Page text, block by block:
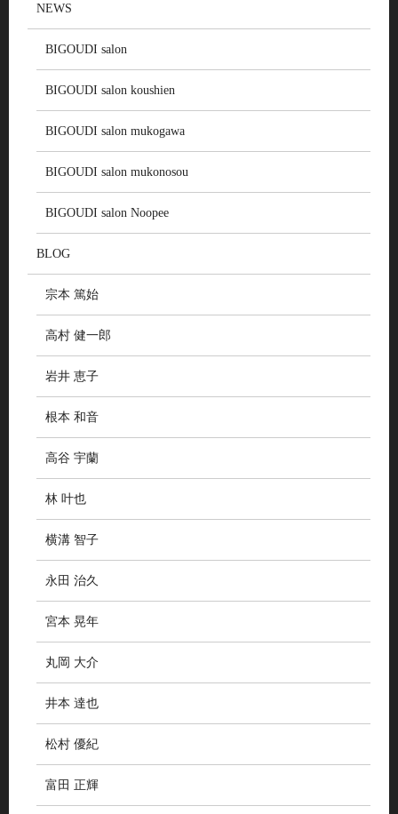
NEWS
BIGOUDI salon
BIGOUDI salon koushien
BIGOUDI salon mukogawa
BIGOUDI salon mukonosou
BIGOUDI salon Noopee
BLOG
宗本 篤始
高村 健一郎
岩井 恵子
根本 和音
高谷 宇蘭
林 叶也
横溝 智子
永田 治久
宮本 晃年
丸岡 大介
井本 達也
松村 優紀
富田 正輝